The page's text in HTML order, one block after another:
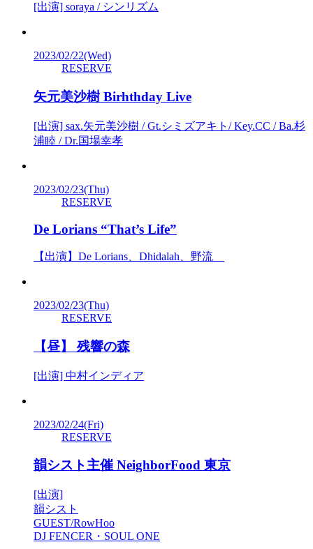
[出演] soraya / シンリズム
2023/02/22(Wed)
RESERVE
矢元美沙樹 Birhthday Live
[出演] sax.矢元美沙樹 / Gt.シミズアキト/ Key.CC / Ba.杉
浦睦 / Dr.国場幸孝
2023/02/23(Thu)
RESERVE
De Lorians “That’s Life”
【出演】De Lorians、Dhidalah、野流
2023/02/23(Thu)
RESERVE
【昼】 残響の森
[出演] 中村インディア
2023/02/24(Fri)
RESERVE
韻シスト主催 NeighborFood 東京
[出演]
韻シスト
GUEST/RowHoo
DJ FENCER・SOUL ONE